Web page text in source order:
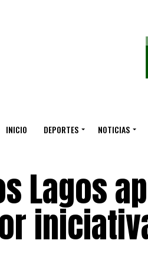
INICIO DEPORTES NOTICIAS
Lagos